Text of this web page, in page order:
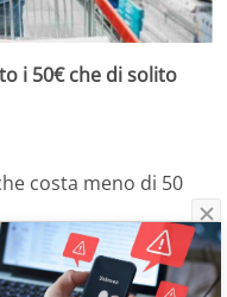
i 50€ che di solito
costa meno di 50